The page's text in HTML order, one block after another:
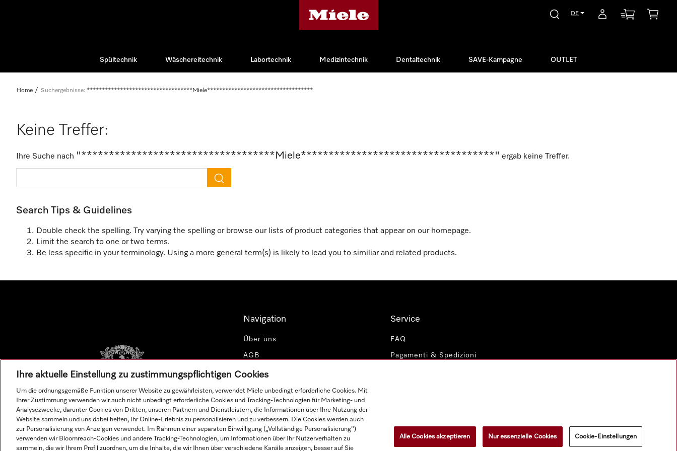
DE
Spültechnik Wäschereitechnik Labortechnik Medizintechnik Dentaltechnik SAVE-Kampagne OUTLET
Home Suchergebnisse: ***********************************Miele***********************************
Keine Treffer:
Ihre Suche nach "***********************************Miele***********************************" ergab keine Treffer.
Search Tips & Guidelines
Double check the spelling. Try varying the spelling or browse our lists of product categories that appear on our homepage.
Limit the search to one or two terms.
Be less specific in your terminology. Using a more general term(s) is likely to lead you to similiar and related products.
Navigation
Über uns
AGB
Datenschutz
Cookie-Einstellungen
Service
FAQ
Pagamenti & Spedizioni
Ihre aktuelle Einstellung zu zustimmungspflichtigen Cookies
Um die ordnungsgemäße Funktion unserer Website zu gewährleisten, verwendet Miele unbedingt erforderliche Cookies. Mit
Ihrer Zustimmung verwenden wir auch nicht unbedingt erforderliche Cookies und Tracking-Technologien für Marketing- und
Analysezwecke, darunter Cookies von Dritten, unseren Partnern und Dienstleistern, die Informationen über Ihre Nutzung der
Website sammeln und uns dabei helfen, Ihr Online-Erlebnis zu personalisieren und zu verbessern. Die Cookies werden auch
zur Personalisierung von Anzeigen verwendet. Im Rahmen einer separaten Einwilligung („Vollständige Personalisierung“)
verwenden wir Bloomreach-Cookies und andere Tracking-Technologien, um Informationen über Ihr Nutzerverhalten zu
sammeln, die wir Ihrem Profil zuordnen, um die Inhalte, die wir Ihnen über verschiedene Kanäle anzeigen, besser auf Sie
Alle Cookies akzeptieren Nur essenzielle Cookies Cookie-Einstellungen